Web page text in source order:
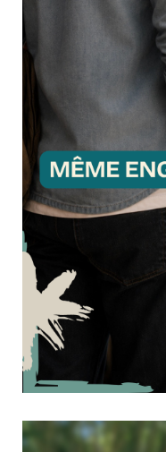
Malemort ont pris la
jours placé sous le
convivialité.
✦ #Groupe….. |
22 juin 2026 Culture &